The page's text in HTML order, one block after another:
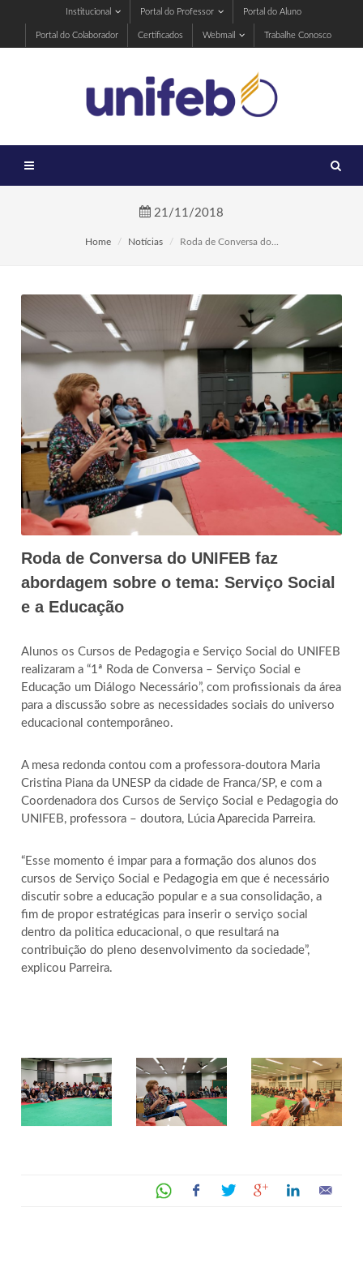
Institucional Portal do Professor Portal do Aluno
Portal do Colaborador Certificados Webmail Trabalhe Conosco
21/11/2018
Home Notícias Roda de Conversa do...
Roda de Conversa do UNIFEB faz
abordagem sobre o tema: Serviço Social
e a Educação
Alunos os Cursos de Pedagogia e Serviço Social do UNIFEB
realizaram a “1ª Roda de Conversa – Serviço Social e
Educação um Diálogo Necessário”, com profissionais da área
para a discussão sobre as necessidades sociais do universo
educacional contemporâneo.
A mesa redonda contou com a professora-doutora Maria
Cristina Piana da UNESP da cidade de Franca/SP, e com a
Coordenadora dos Cursos de Serviço Social e Pedagogia do
UNIFEB, professora – doutora, Lúcia Aparecida Parreira.
“Esse momento é impar para a formação dos alunos dos
cursos de Serviço Social e Pedagogia em que é necessário
discutir sobre a educação popular e a sua consolidação, a
fim de propor estratégicas para inserir o serviço social
dentro da politica educacional, o que resultará na
contribuição do pleno desenvolvimento da sociedade”,
explicou Parreira.